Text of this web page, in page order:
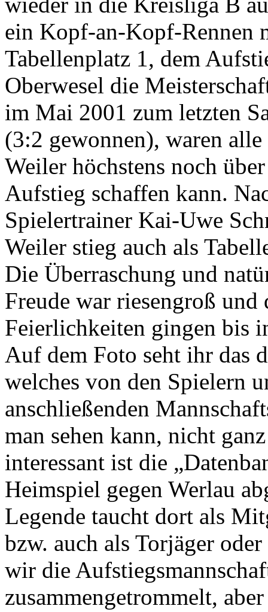
ein Kopf-an-Kopf-Rennen
Tabellenplatz 1, dem
Oberwesel die
im Mai 2001 zum letzten
(3:2 gewonnen), waren
Weiler höchstens noch
Aufstieg schaffen kann.
Spielertrainer Kai-Uwe
Weiler stieg auch als
Die Überraschung und
Freude war riesengroß und
Feierlichkeiten gingen bis
Auf dem Foto seht ihr das
welches von den Spielern
anschließenden
man sehen kann, nicht
interessant ist die
Heimspiel gegen Werlau
Legende taucht dort als
bzw. auch als Torjäger
wir die
zusammengetrommelt,